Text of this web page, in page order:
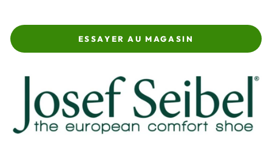
ESSAYER AU MAGASIN